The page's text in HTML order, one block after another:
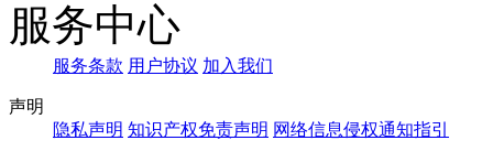
服务中心
服务条款 用户协议 加入我们
声明
隐私声明 知识产权免责声明 网络信息侵权通知指引